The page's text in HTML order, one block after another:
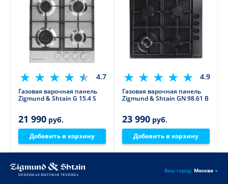
4.7
Газовая варочная панель
Zigmund & Shtain G 15.4 S
21 990 руб.
Добавить в корзину
4.9
Газовая варочная панель
Zigmund & Shtain GN 98.61 B
23 990 руб.
Добавить в корзину
Ваш город: Москва